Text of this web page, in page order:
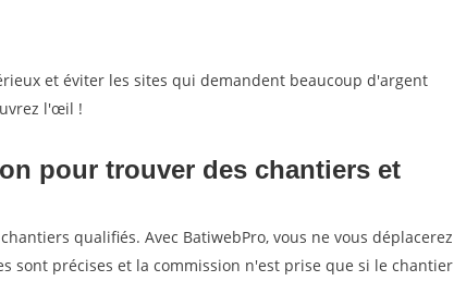
et éviter les sites qui demandent beaucoup d'argent
l'œil !
pour trouver des chantiers et
qualifiés. Avec BatiwebPro, vous ne vous déplacerez
sont précises et la commission n'est prise que si le chantier